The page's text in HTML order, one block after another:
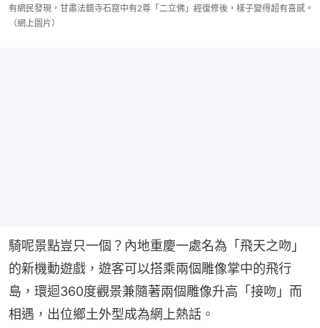
有網民發現，甘肅法鏡寺石窟中有2尊「二立佛」經復修後，樣子變得超有喜感。
（網上圖片）
騎呢景點豈只一個？內地重慶一處名為「飛天之吻」
的新機動遊戲，遊客可以搭乘兩個雕像掌中的飛行
島，環迴360度觀景兼隨著兩個雕像升高「接吻」而
相遇，出位鄉土外型成為網上熱話。